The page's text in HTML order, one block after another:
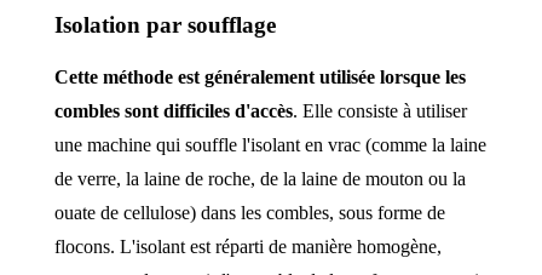
Isolation par soufflage
Cette méthode est généralement utilisée lorsque les
combles sont difficiles d'accès. Elle consiste à utiliser
une machine qui souffle l'isolant en vrac (comme la laine
de verre, la laine de roche, de la laine de mouton ou la
ouate de cellulose) dans les combles, sous forme de
flocons. L'isolant est réparti de manière homogène,